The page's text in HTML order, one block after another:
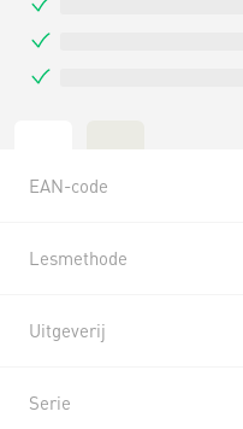
EAN-code
Lesmethode
Uitgeverij
Serie